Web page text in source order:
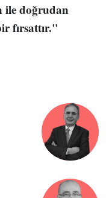
ile doğrudan
fırsattır."